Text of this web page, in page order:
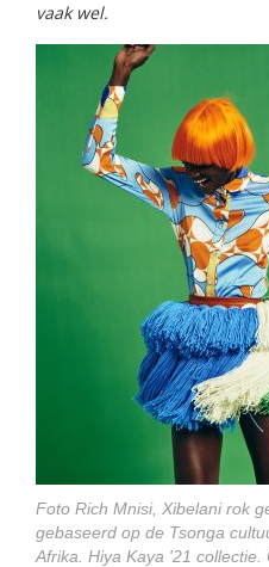
vaak wel.
Foto Rich Mnisi, Xibelani rok
gebaseerd op de Tsonga
Afrika. Hiya Kaya '21 collectie.